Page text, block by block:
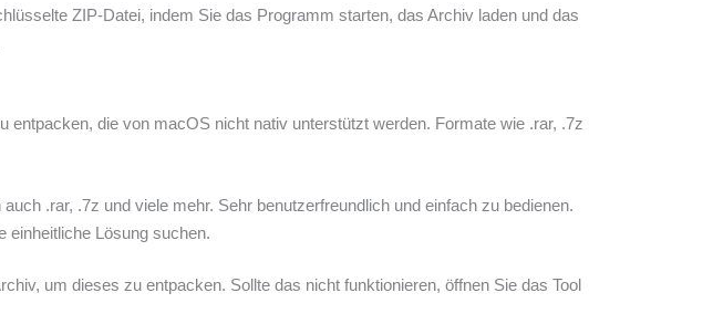
ZIP-Datei, indem Sie das Programm starten, das Archiv laden und das
die von macOS nicht nativ unterstützt werden. Formate wie .rar, .7z
.rar, .7z und viele mehr. Sehr benutzerfreundlich und einfach zu bedienen.
einheitliche Lösung suchen.
um dieses zu entpacken. Sollte das nicht funktionieren, öffnen Sie das Tool